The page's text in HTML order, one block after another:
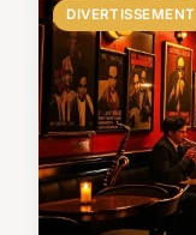
DIVERTISSEMENT